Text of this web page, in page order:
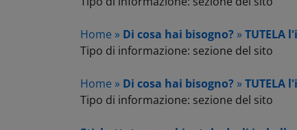
Home » Di cosa hai bisogno? »TUTELA
Tipo di informazione: sezione del sito
Home » Di cosa hai bisogno? »TUTELA
Tipo di informazione: sezione del sito